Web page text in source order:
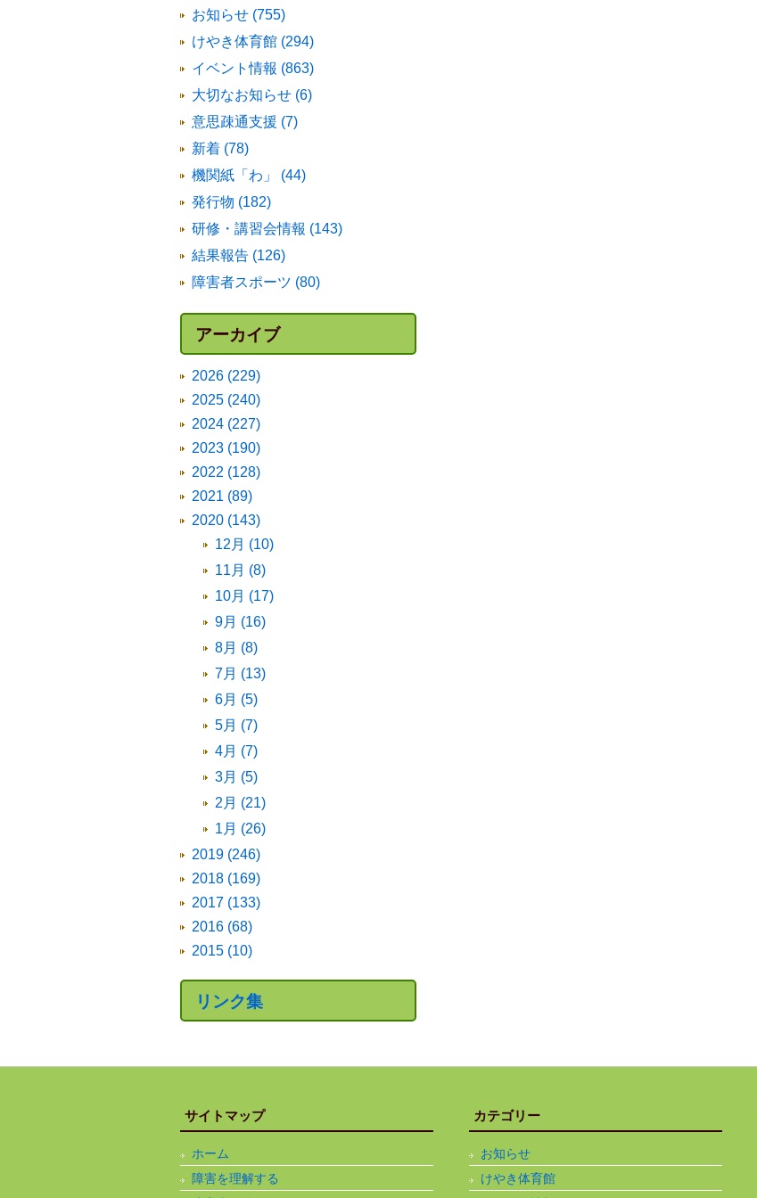
お知らせ (755)
けやき体育館 (294)
イベント情報 (863)
大切なお知らせ (6)
意思疎通支援 (7)
新着 (78)
機関紙「わ」 (44)
発行物 (182)
研修・講習会情報 (143)
結果報告 (126)
障害者スポーツ (80)
アーカイブ
2026 (229)
2025 (240)
2024 (227)
2023 (190)
2022 (128)
2021 (89)
2020 (143)
12月 (10)
11月 (8)
10月 (17)
9月 (16)
8月 (8)
7月 (13)
6月 (5)
5月 (7)
4月 (7)
3月 (5)
2月 (21)
1月 (26)
2019 (246)
2018 (169)
2017 (133)
2016 (68)
2015 (10)
リンク集
サイトマップ
ホーム
障害を理解する
カテゴリー
お知らせ
けやき体育館